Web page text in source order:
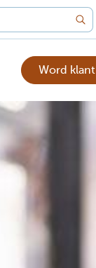
Word klant